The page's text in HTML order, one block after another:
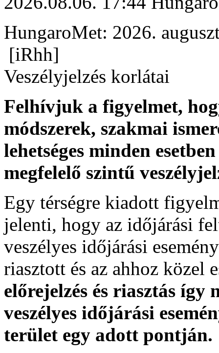
HungaroMet: 2026.
[iRhh]
Veszélyjelzés korlátai
Felhívjuk a figyelmet,
módszerek, szakmai
lehetséges minden
megfelelő szintű
Egy térségre kiadott
jelenti, hogy az időjárási
veszélyes időjárási
riasztott és az ahhoz közel
előrejelzés és riasztás
veszélyes időjárási
terület egy adott pontján.